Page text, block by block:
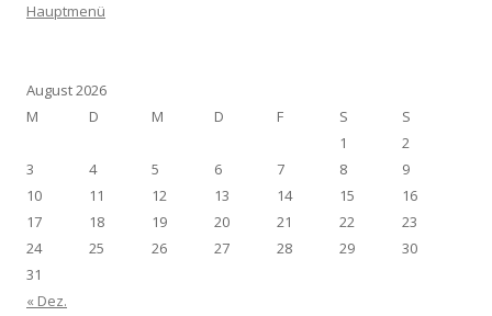
Hauptmenü
August 2026
M
D M D F S
S
1
2
3
4 5 6 7 8
9
10
11 12 13 14 15
16
17
18 19 20 21 22
23
24
25 26 27 28 29
30
31
« Dez.